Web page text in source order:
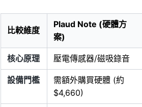
比較維度
Plaud Note (硬體方
案)
核心原理 壓電傳感器/磁吸錄音
設備門檻
需額外購買硬體 (約
$4,660)